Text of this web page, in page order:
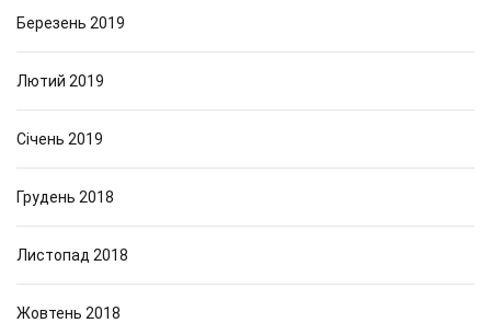
Березень 2019
Лютий 2019
Січень 2019
Грудень 2018
Листопад 2018
Жовтень 2018